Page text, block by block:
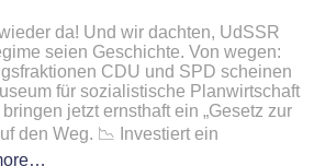
da! Und wir dachten, UdSSR
seien Geschichte. Von wegen:
CDU und SPD scheinen
für sozialistische Planwirtschaft
jetzt ernsthaft ein „Gesetz zur
den Weg. 📉 Investiert ein